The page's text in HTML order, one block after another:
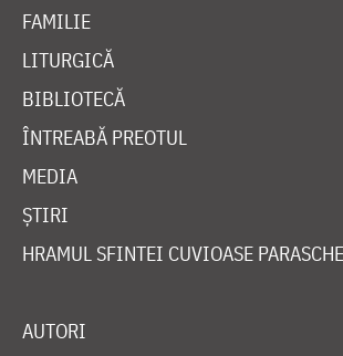
FAMILIE
LITURGICĂ
BIBLIOTECĂ
ÎNTREABĂ PREOTUL
MEDIA
ȘTIRI
HRAMUL SFINTEI CUVIOASE
AUTORI